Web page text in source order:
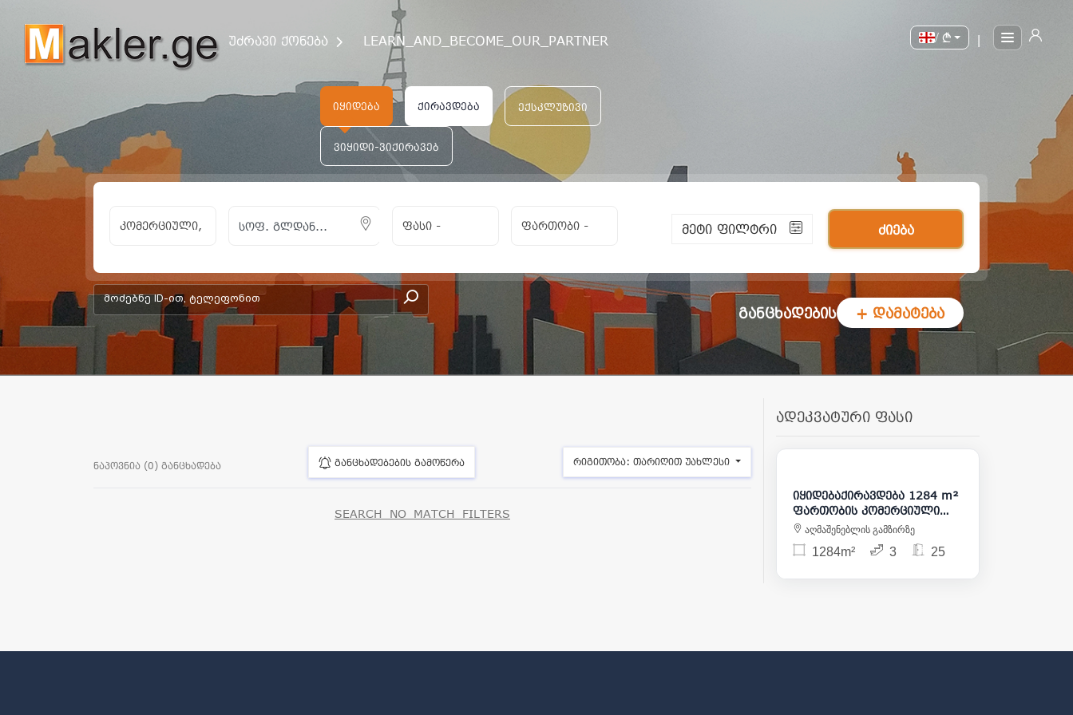
უძრავი ქონება LEARN_AND_BECOME_OUR_PARTNER /
იყიდება ქირავდება ექსკლუზივი
ვიყიდი-ვიქირავებ
კომერციული, ფასი - ფართობი - მეტი ფილტრი ძიება
add-form
განცხადების + დამატება
ნაპოვნია (0) განცხადება განცხადებების გამოწერა რიგითობა: თარიღით უახლესი
SEARCH_NO_MATCH_FILTERS
ადეკვატური ფასი
5 000 000
იყიდებაქირავდება 1284 m²
ფართობის კომერციული
ფართი ჩუღურეთში
აღმაშენებლის გამზირზე
1284m² 3 25